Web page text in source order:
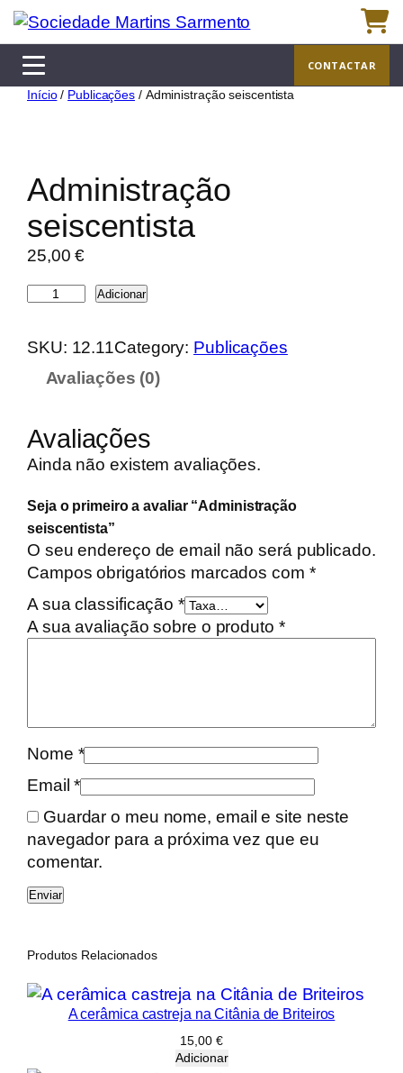
Saltar
para
conteúdo
CONTACTAR
Início/ Publicações / Administração seiscentista
Administração
seiscentista
25,00€
a
d
a
d
e
e
A
m
i
t
r
ç
ã
o
s
i
c
n
Adicionar
SKU: 12.11Category: Publicações
Avaliações (0)
Avaliações
Ainda não existem avaliações.
Seja o primeiro a avaliar “Administração
seiscentista”
O seu endereço de email não será publicado.
Campos obrigatórios marcados com *
A sua classificação *
A sua avaliação sobre o produto *
Nome *
Email*
Guardar o meu nome, email e site neste
navegador para a próxima vez que eu
comentar.
Produtos Relacionados
A cerâmica castreja na Citânia de Briteiros
15,00 €
Adicionar